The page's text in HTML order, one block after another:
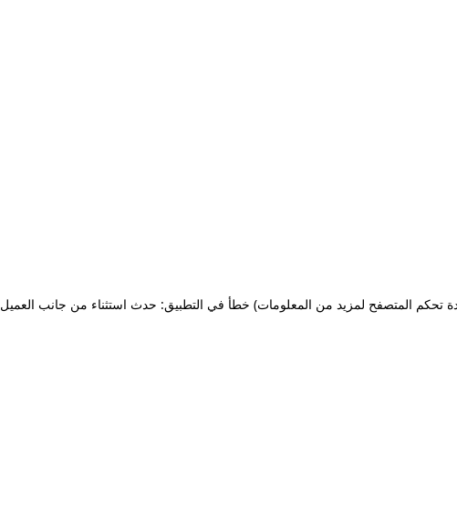
خطأ في التطبيق: حدث استثناء من جانب العميل تحكم المتصفح لمزيد من المعلومات)